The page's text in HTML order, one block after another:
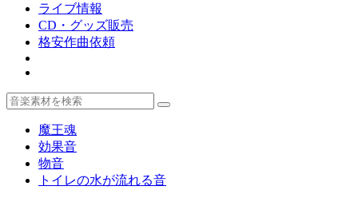
ライブ情報
CD・グッズ販売
格安作曲依頼
魔王魂
効果音
物音
トイレの水が流れる音